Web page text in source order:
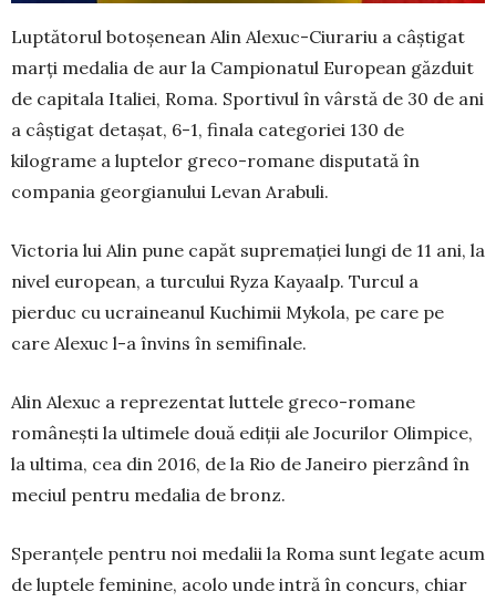
Luptătorul botoșenean Alin Alexuc-Ciurariu a câștigat
marți medalia de aur la Campionatul European găzduit
de capitala Italiei, Roma. Sportivul în vârstă de 30 de ani
a câștigat detașat, 6-1, finala categoriei 130 de
kilograme a luptelor greco-romane disputată în
compania georgianului Levan Arabuli.
Victoria lui Alin pune capăt supremației lungi de 11 ani, la
nivel european, a turcului Ryza Kayaalp. Turcul a
pierduc cu ucraineanul Kuchimii Mykola, pe care pe
care Alexuc l-a învins în semifinale.
Alin Alexuc a reprezentat luttele greco-romane
românești la ultimele două ediții ale Jocurilor Olimpice,
la ultima, cea din 2016, de la Rio de Janeiro pierzând în
meciul pentru medalia de bronz.
Speranțele pentru noi medalii la Roma sunt legate acum
de luptele feminine, acolo unde intră în concurs, chiar